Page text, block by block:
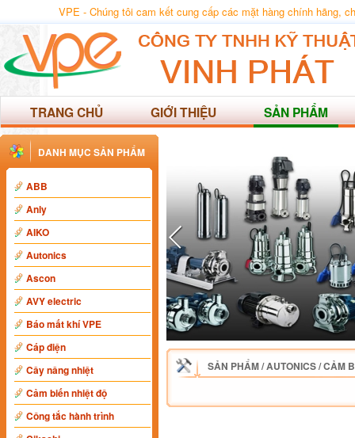
VPE - Chúng tôi cam kết cung cấp các mặt hàng chính hãng,
TRANG CHỦ GIỚI THIỆU SẢN PHẨM
DANH MỤC SẢN PHẨM
ABB
Anly
AIKO
Autonics
Ascon
AVY electric
Báo mất khí VPE
Cáp điện
Cây nâng nhiệt
Cảm biến nhiệt độ
Công tắc hành trình
SẢN PHẨM/AUTONICS/CẢM